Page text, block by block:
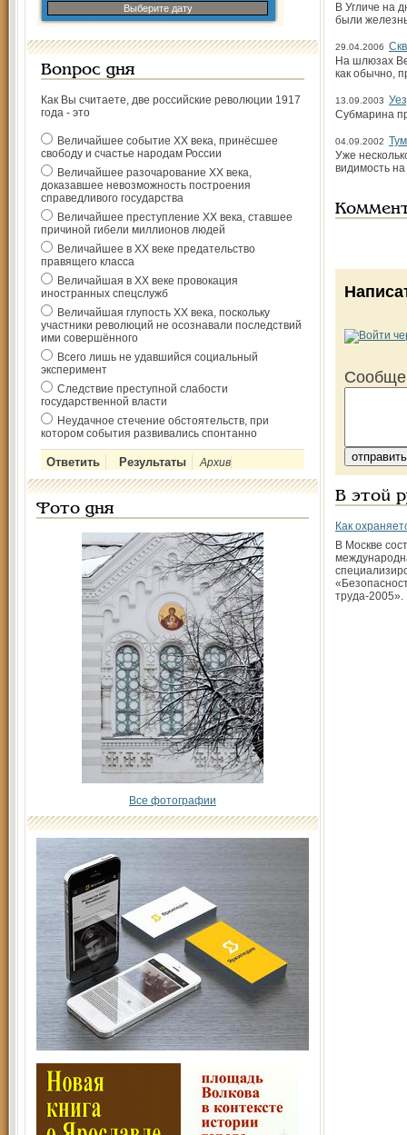
Выберите дату
Вопрос дня
Как Вы считаете, две российские революции 1917
года - это
Величайшее событие ХХ века, принёсшее
свободу и счастье народам России
Величайшее разочарование ХХ века,
доказавшее невозможность построения
справедливого государства
Величайшее преступление ХХ века, ставшее
причиной гибели миллионов людей
Величайшее в ХХ веке предательство
правящего класса
Величайшая в ХХ веке провокация
иностранных спецслужб
Величайшая глупость ХХ века, поскольку
участники революций не осознавали последствий
ими совершённого
Всего лишь не удавшийся социальный
эксперимент
Следствие преступной слабости
государственной власти
Неудачное стечение обстоятельств, при
котором события развивались спонтанно
Архив
Фото дня
Все фотографии
В Угличе на
были
29.04.2006
На шлюзах
как обычно,
13.09.2003
Субмарина
04.09.2002
Уже
видимость
В этой
Как
В Москве
труда-2005».